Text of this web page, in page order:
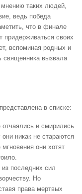
таких людей,
ведь победа
что в финале
придерживаться своих
вспоминая родных и
священника вызвала
в списке:
и смирились
никак не стараются
они хотят
из последних сил
Но
права мертвых